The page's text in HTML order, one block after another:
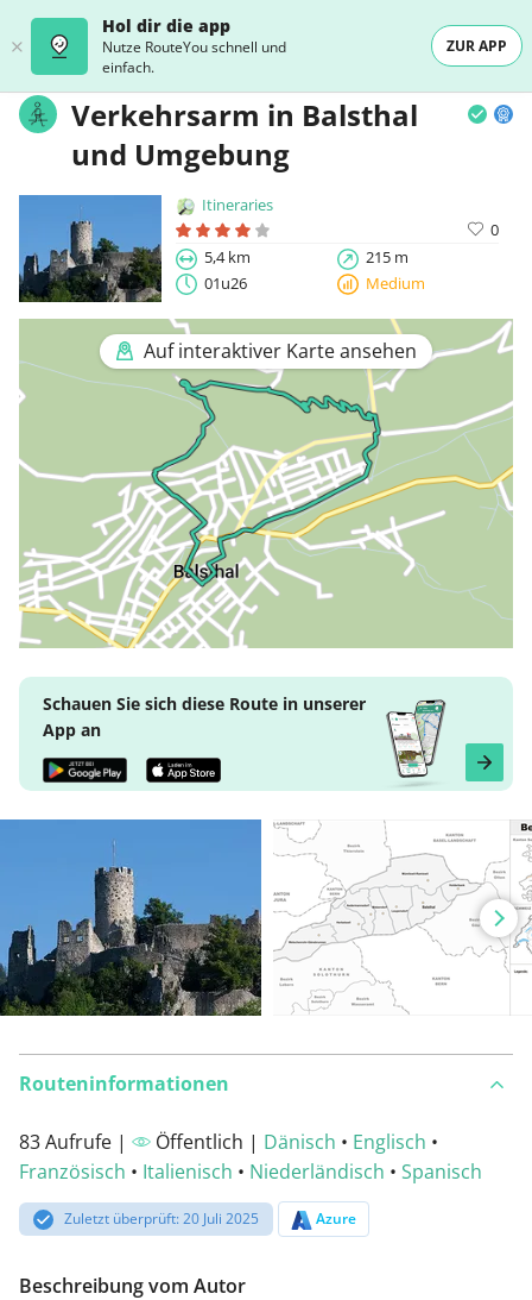
Hol dir die app
Nutze RouteYou schnell und
einfach.
ZUR APP
Verkehrsarm in Balsthal
und Umgebung
Itineraries
0
5,4 km
215 m
01u26
Medium
Auf interaktiver Karte ansehen
Schauen Sie sich diese Route in unserer
App an
Routeninformationen
83 Aufrufe | Öffentlich | Dänisch • Englisch •
Französisch • Italienisch • Niederländisch • Spanisch
Zuletzt überprüft: 20 Juli 2025 Azure
Beschreibung vom Autor